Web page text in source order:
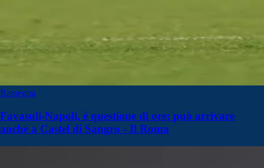
Rassegna
Favasuli-Napoli, è questione di ore: può arrivare
anche a Castel di Sangro - Il Roma